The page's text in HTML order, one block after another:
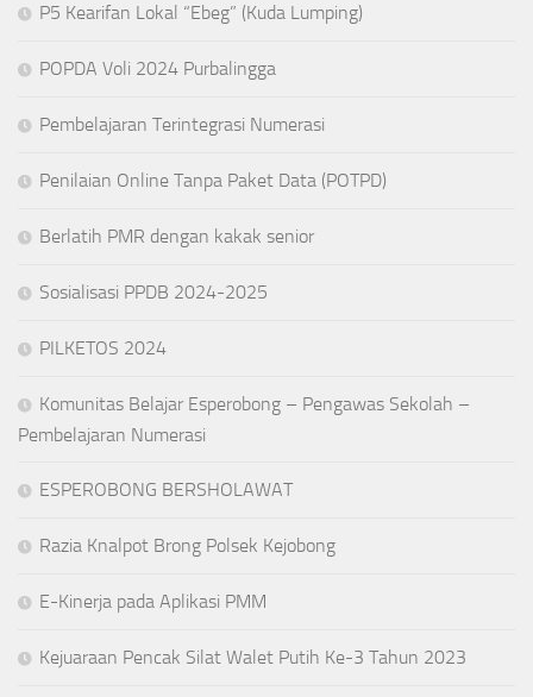
P5 Kearifan Lokal “Ebeg” (Kuda Lumping)
POPDA Voli 2024 Purbalingga
Pembelajaran Terintegrasi Numerasi
Penilaian Online Tanpa Paket Data (POTPD)
Berlatih PMR dengan kakak senior
Sosialisasi PPDB 2024-2025
PILKETOS 2024
Komunitas Belajar Esperobong – Pengawas Sekolah –
Pembelajaran Numerasi
ESPEROBONG BERSHOLAWAT
Razia Knalpot Brong Polsek Kejobong
E-Kinerja pada Aplikasi PMM
Kejuaraan Pencak Silat Walet Putih Ke-3 Tahun 2023